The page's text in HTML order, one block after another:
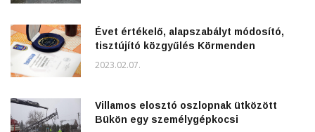
Évet értékelő, alapszabályt módosító,
tisztújító közgyűlés Körmenden
2023.02.07.
Villamos elosztó oszlopnak ütközött
Bükön egy személygépkocsi